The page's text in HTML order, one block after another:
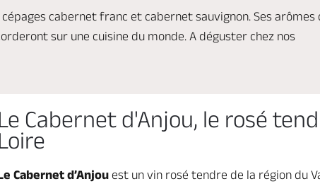
cabernet franc et cabernet sauvignon. Ses arômes
sur une cuisine du monde. A déguster chez nos
Cabernet d'Anjou, le rosé
Cabernet d’Anjouest un vin rosé tendre de la région du